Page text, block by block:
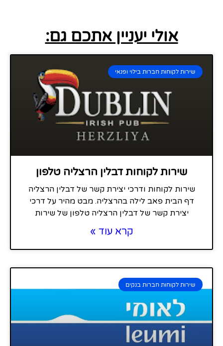
אולי יעניין אתכם גם:
שירות לקוחות חברות בילוי ופנאי
שירות לקוחות דבלין הרצליה טלפון
שירות לקוחות ודרכי יצירת קשר של דבלין הרצליה
דף הבית פאב לילה בהרצליה. מבט מהיר על דרכי
יצירת קשר של דבלין הרצליה טלפון של שירות
קרא עוד »
שירות לקוחות חברות בנקים